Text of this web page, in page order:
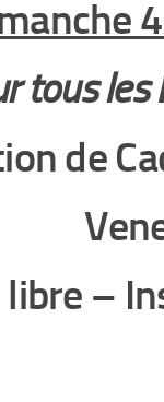
tous les
de
libre –